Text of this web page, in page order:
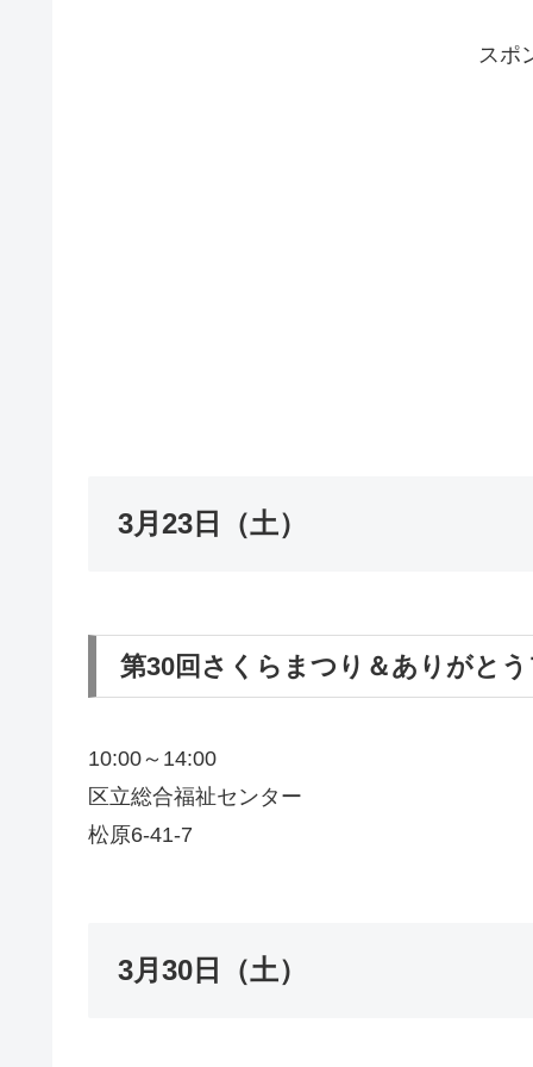
スポ
3月23日（土）
第30回さくらまつり＆ありがと
10:00～14:00
区立総合福祉センター
松原6-41-7
3月30日（土）